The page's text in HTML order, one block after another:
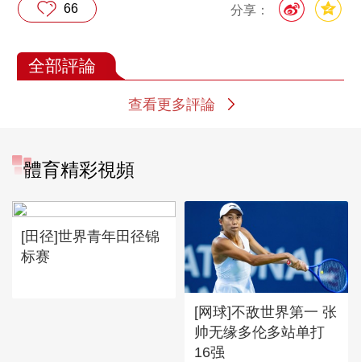
分享：
66
全部評論
查看更多評論
體育精彩視頻
[田径]世界青年田径锦
标赛
[网球]不敌世界第一 张
帅无缘多伦多站单打
16强